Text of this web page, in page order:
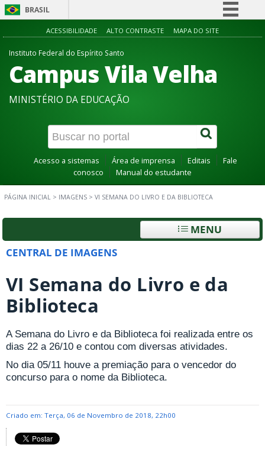
BRASIL
Simplifique!
Participe
Acesso à informação
Canais
ACESSIBILIDADE ALTO CONTRASTE MAPA DO SITE
Instituto Federal do Espírito Santo
Campus Vila Velha
MINISTÉRIO DA EDUCAÇÃO
Acesso a sistemas Área de imprensa Editais
Fale
conosco
Manual do estudante
PÁGINA INICIAL > IMAGENS > VI SEMANA DO LIVRO E DA BIBLIOTECA
MENU
CENTRAL DE IMAGENS
VI Semana do Livro e da
Biblioteca
A Semana do Livro e da Biblioteca foi realizada entre os
dias 22 a 26/10 e contou com diversas atividades.
No dia 05/11 houve a premiação para o vencedor do
concurso para o nome da Biblioteca.
Criado em: Terça, 06 de Novembro de 2018, 22h00